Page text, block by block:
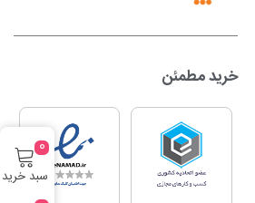
خرید مطمئن
سبد خرید
0